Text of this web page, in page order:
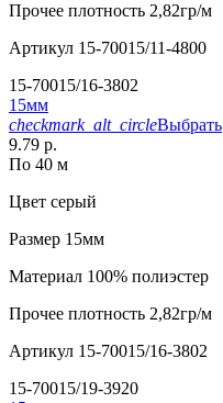
Прочее плотность 2,82гр/м
Артикул 15-70015/11-4800
15-70015/16-3802
15мм
checkmark_alt_circleВыбрать
9.79 р.
По 40 м
Цвет серый
Размер 15мм
Материал 100% полиэстер
Прочее плотность 2,82гр/м
Артикул 15-70015/16-3802
15-70015/19-3920